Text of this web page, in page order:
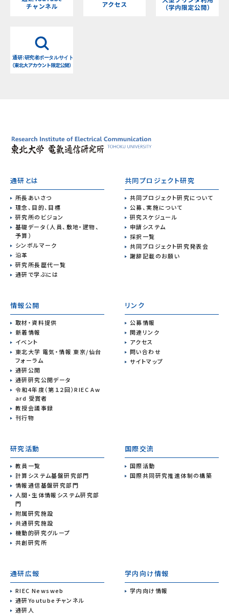
通研とは
所長あいさつ
理念、目的、目標
研究所のビジョン
基礎データ（人員、敷地・建物、
予算）
シンボルマーク
沿革
研究所長歴代一覧
通研で学ぶには
共同プロジェクト研究
共同プロジェクト研究について
公募、実施について
研究スケジュール
申請システム
採択一覧
共同プロジェクト研究発表会
謝辞記載のお願い
情報公開
取材・資料提供
新着情報
イベント
東北大学 電気・情報 東京/仙台
フォーラム
通研公開
通研研究公開データ
令和4年度（第１２回）RIEC Aw
ard 受賞者
教授会議事録
刊行物
リンク
公募情報
関連リンク
アクセス
問い合わせ
サイトマップ
研究活動
教員一覧
計算システム基盤研究部門
情報通信基盤研究部門
人間・生体情報システム研究部
門
附属研究施設
共通研究施設
機動的研究グループ
共創研究所
国際交流
国際活動
国際共同研究推進体制の構築
通研広報
RIEC Newsweb
通研Youtubeチャンネル
通研人
学内向け情報
学内向け情報